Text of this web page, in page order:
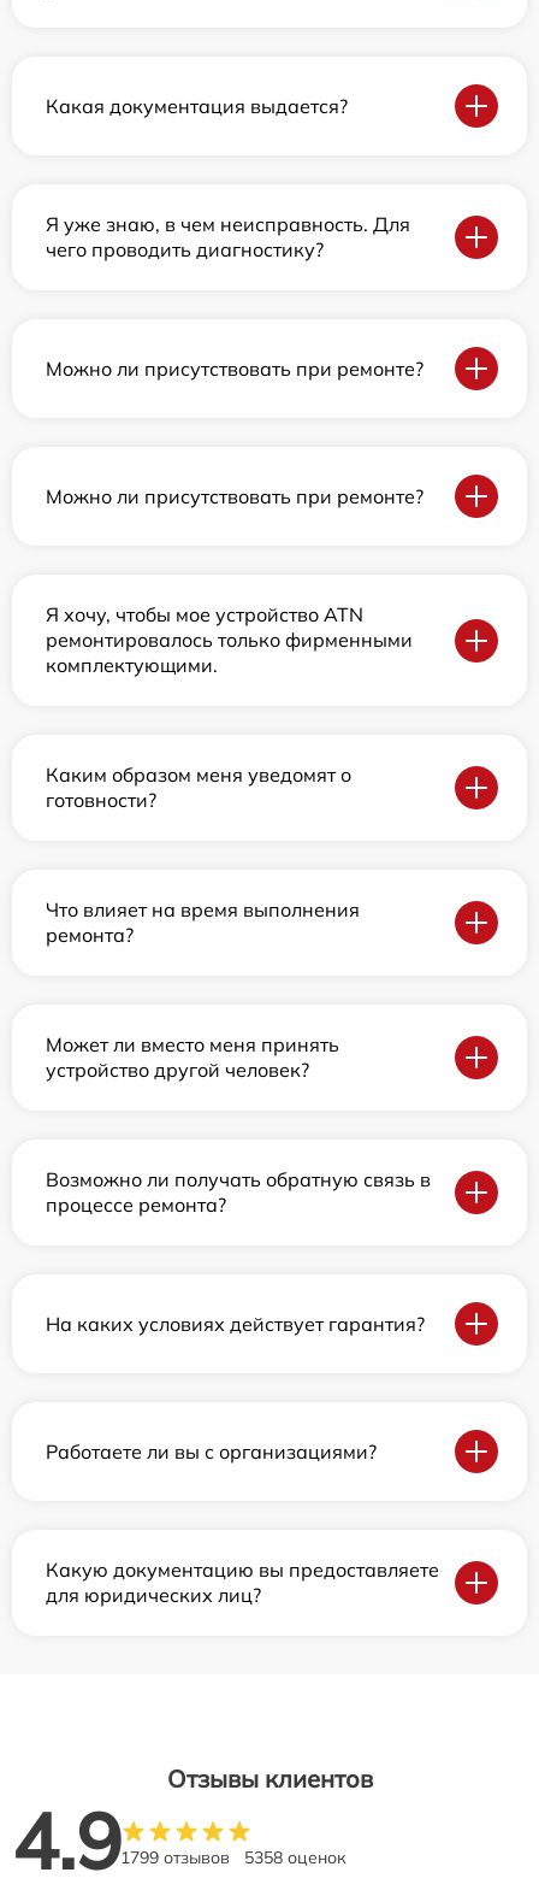
Какая документация выдается?
Я уже знаю, в чем неисправность. Для
чего проводить диагностику?
Можно ли присутствовать при ремонте?
Можно ли присутствовать при ремонте?
Я хочу, чтобы мое устройство ATN
ремонтировалось только фирменными
комплектующими.
Каким образом меня уведомят о
готовности?
Что влияет на время выполнения
ремонта?
Может ли вместо меня принять
устройство другой человек?
Возможно ли получать обратную связь в
процессе ремонта?
На каких условиях действует гарантия?
Работаете ли вы с организациями?
Какую документацию вы предоставляете
для юридических лиц?
Отзывы клиентов
4.91799 отзывов 5358 оценок